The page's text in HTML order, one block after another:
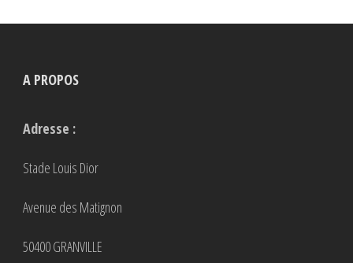
A PROPOS
Adresse :
Stade Louis Dior
Avenue des Matignon
50400 GRANVILLE